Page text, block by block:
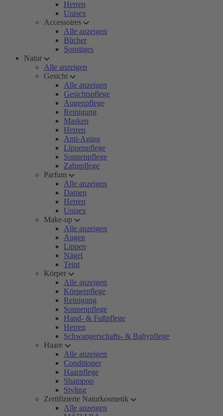
Herren
Unisex
Accessoires
Alle anzeigen
Bücher
Sonstiges
Natur
Alle anzeigen
Gesicht
Alle anzeigen
Gesichtspflege
Augenpflege
Reinigung
Masken
Herren
Anti-Aging
Lippenpflege
Sonnenpflege
Zahnpflege
Parfum
Alle anzeigen
Damen
Herren
Unisex
Make-up
Alle anzeigen
Augen
Lippen
Nägel
Teint
Körper
Alle anzeigen
Körperpflege
Reinigung
Sonnenpflege
Hand- & Fußpflege
Herren
Schwangerschafts- & Babypflege
Haare
Alle anzeigen
Conditioner
Haarpflege
Shampoo
Styling
Zertifizierte Naturkosmetik
Alle anzeigen